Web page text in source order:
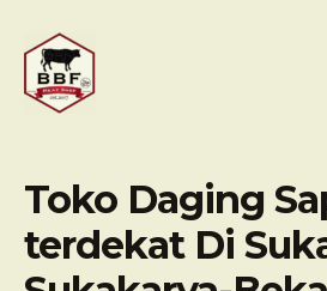
content
Toko Daging
terdekat Di